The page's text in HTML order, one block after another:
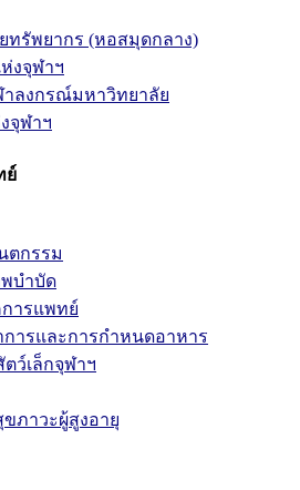
ทรัพยากร (หอสมุดกลาง)
งจุฬาฯ
ลงกรณ์มหาวิทยาลัย
จุฬาฯ
ย์
ตกรรม
บำบัด
ารแพทย์
ารและการกำหนดอาหาร
ว์เล็กจุฬาฯ
ภาวะผู้สูงอายุ